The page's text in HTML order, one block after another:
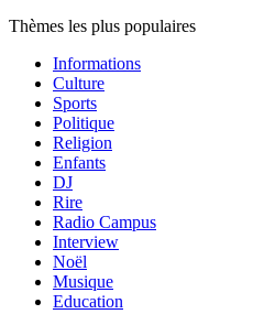
Thèmes les plus populaires
Informations
Culture
Sports
Politique
Religion
Enfants
DJ
Rire
Radio Campus
Interview
Noël
Musique
Education